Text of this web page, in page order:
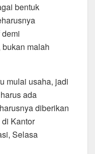
bentuk
malah
mulai usaha, jadi
ada
diberikan
di Kantor
Selasa